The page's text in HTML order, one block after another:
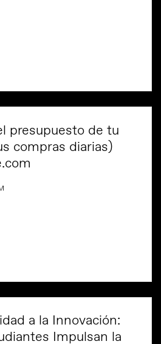
presupuesto de tu
compras diarias)
a la Innovación:
Impulsan la